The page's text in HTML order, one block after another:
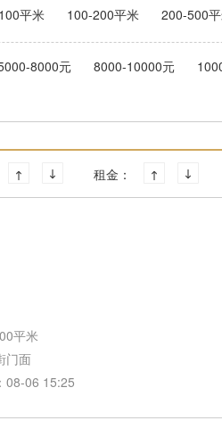
平米 100-200平米 200-500
8000元 8000-10000元
租金：
平米
门面
08-06 15:25